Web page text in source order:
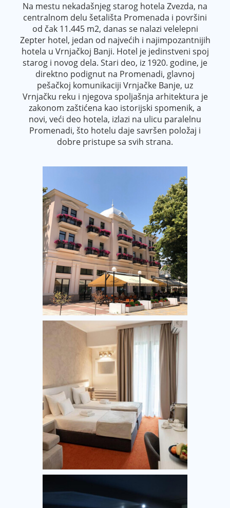
Na mestu nekadašnjeg starog hotela Zvezda, na
centralnom delu šetališta Promenada i površini
od čak 11.445 m2, danas se nalazi velelepni
Zepter hotel, jedan od najvećih i najimpozantnijih
hotela u Vrnjačkoj Banji. Hotel je jedinstveni spoj
starog i novog dela. Stari deo, iz 1920. godine, je
direktno podignut na Promenadi, glavnoj
pešačkoj komunikaciji Vrnjačke Banje, uz
Vrnjačku reku i njegova spoljašnja arhitektura je
zakonom zaštićena kao istorijski spomenik, a
novi, veći deo hotela, izlazi na ulicu paralelnu
Promenadi, što hotelu daje savršen položaj i
dobre pristupe sa svih strana.